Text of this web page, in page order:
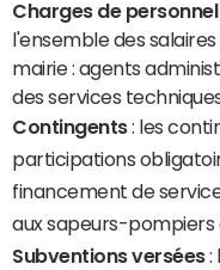
Charges de personnel
l'ensemble des
mairie : agents
des services
Contingents: les
participations
financement de
aux sapeurs-
Subventions versées: